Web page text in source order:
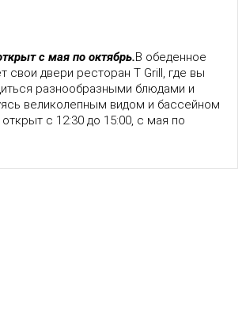
с мая по октябрь.B обеденное
свои двери ресторан T Grill, где вы
разнообразными блюдами и
великолепным видом и бассейном
с 12:30 до 15:00, с мая по